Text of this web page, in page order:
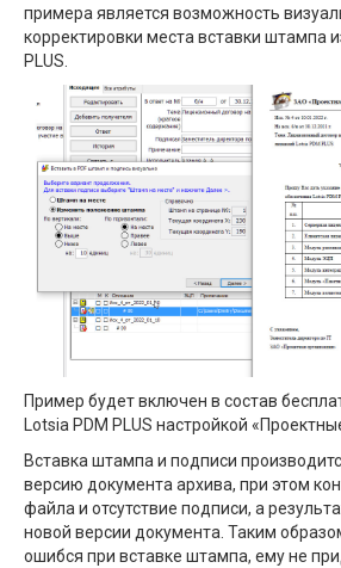
примера является возможность
корректировки места вставки штампа
PLUS.
Пример будет включен в состав
Lotsia PDM PLUS настройкой
Вставка штампа и подписи
версию документа архива, при этом
файла и отсутствие подписи, а
новой версии документа. Таким
ошибся при вставке штампа, ему не